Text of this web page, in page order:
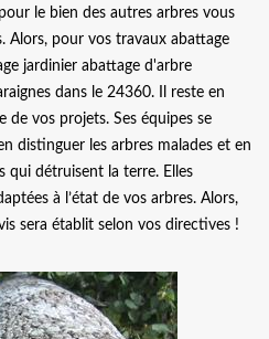
le bien des autres arbres vous
Alors, pour vos travaux abattage
jardinier abattage d'arbre
dans le 24360. Il reste en
de vos projets. Ses équipes se
distinguer les arbres malades et en
qui détruisent la terre. Elles
à l’état de vos arbres. Alors,
sera établit selon vos directives !